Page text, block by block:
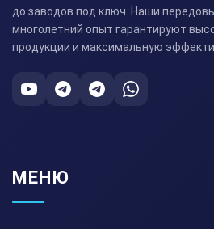
до заводов под ключ. Наши
многолетний опыт гарантируют
продукции и максимальную
МЕНЮ